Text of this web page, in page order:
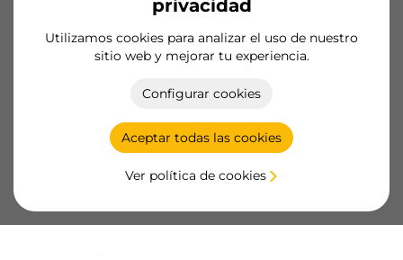
privacidad
Utilizamos cookies para analizar el uso de nuestro
sitio web y mejorar tu experiencia.
Configurar cookies
Aceptar todas las cookies
Ver política de cookies
8432393127880
Productos esenciales
Hazte cliente
Ficha de producto